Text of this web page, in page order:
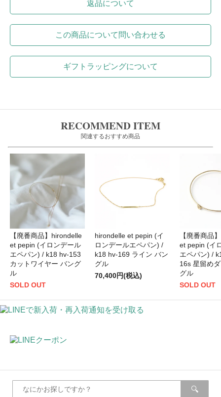
返品について
この商品について問い合わせる
ギフトラッピングについて
RECOMMEND ITEM
関連するおすすめ商品
【廃番商品】hirondelle
et pepin (イロンデール
エペパン) / k18 hv-153
カットワイヤー バング
ル
SOLD OUT
hirondelle et pepin (イ
ロンデールエペパン) /
k18 hv-169 ライン バン
グル
70,400円(税込)
【廃番商品
et pepin (イ
エペパン) /
16s 星留め
グル
SOLD OUT